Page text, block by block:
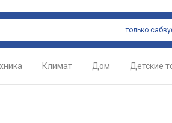
только
Климат Дом Детские